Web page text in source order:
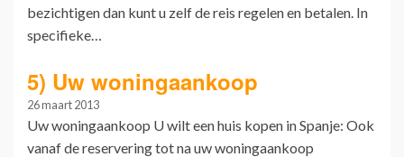
bezichtigen dan kunt u zelf de reis regelen en betalen. In
specifieke…
5) Uw woningaankoop
26 maart 2013
Uw woningaankoop U wilt een huis kopen in Spanje: Ook
vanaf de reservering tot na uw woningaankoop